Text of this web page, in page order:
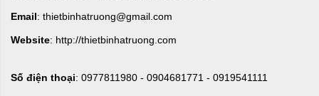
Email: thietbinhatruong@gmail.com
Website: http://thietbinhatruong.com
Số điện thoại: 0977811980 - 0904681771 - 0919541111